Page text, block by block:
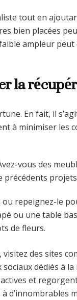
tout en
bien placées
ampleur
la
En fait, il
à minimiser les
vous des
projets
ou repeignez-le
ou une table
de fleurs.
des sites
dédiés à
et
d’innombrables